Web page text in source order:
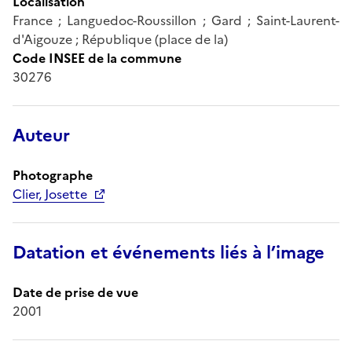
France ; Languedoc-Roussillon ; Gard ; Saint-Laurent-
d'Aigouze ; République (place de la)
Code INSEE de la commune
30276
Auteur
Photographe
Clier, Josette
Datation et événements liés à l’image
Date de prise de vue
2001